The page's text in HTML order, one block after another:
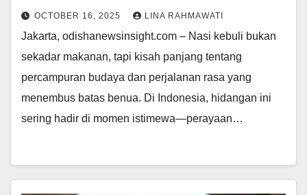
OCTOBER 16, 2025 LINA RAHMAWATI
Jakarta, odishanewsinsight.com – Nasi kebuli bukan
sekadar makanan, tapi kisah panjang tentang
percampuran budaya dan perjalanan rasa yang
menembus batas benua. Di Indonesia, hidangan ini
sering hadir di momen istimewa—perayaan…